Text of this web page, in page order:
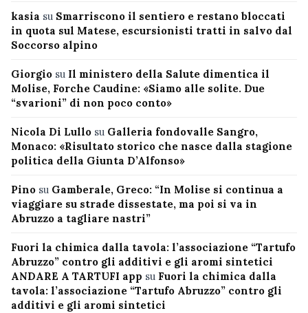
kasia su Smarriscono il sentiero e restano bloccati
in quota sul Matese, escursionisti tratti in salvo dal
Soccorso alpino
Giorgio su Il ministero della Salute dimentica il
Molise, Forche Caudine: «Siamo alle solite. Due
“svarioni” di non poco conto»
Nicola Di Lullo su Galleria fondovalle Sangro,
Monaco: «Risultato storico che nasce dalla stagione
politica della Giunta D’Alfonso»
Pino su Gamberale, Greco: “In Molise si continua a
viaggiare su strade dissestate, ma poi si va in
Abruzzo a tagliare nastri”
Fuori la chimica dalla tavola: l’associazione “Tartufo
Abruzzo” contro gli additivi e gli aromi sintetici
ANDARE A TARTUFI app su Fuori la chimica dalla
tavola: l’associazione “Tartufo Abruzzo” contro gli
additivi e gli aromi sintetici